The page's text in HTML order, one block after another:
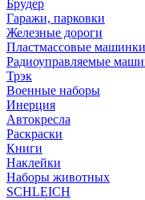
Брудер
Гаражи, парковки
Железные дороги
Пластмассовые машинки
Радиоуправляемые
Трэк
Военные наборы
Инерция
Автокресла
Раскраски
Книги
Наклейки
Наборы животных
SCHLEICH